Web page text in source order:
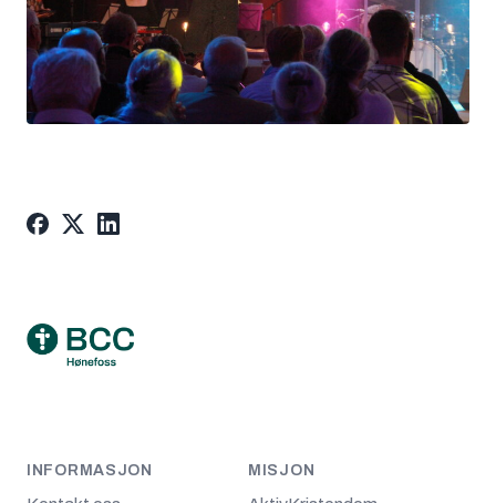
INFORMASJON MISJON